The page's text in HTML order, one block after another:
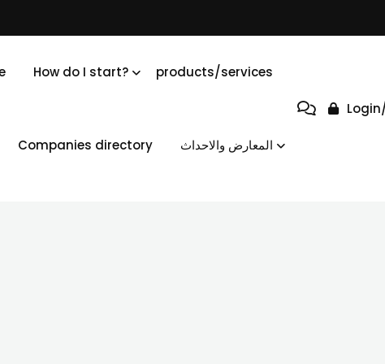
How do I start? products/services
Companies directory المعارض والاحداث